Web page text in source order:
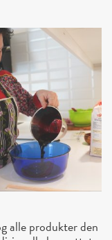
alle produkter den